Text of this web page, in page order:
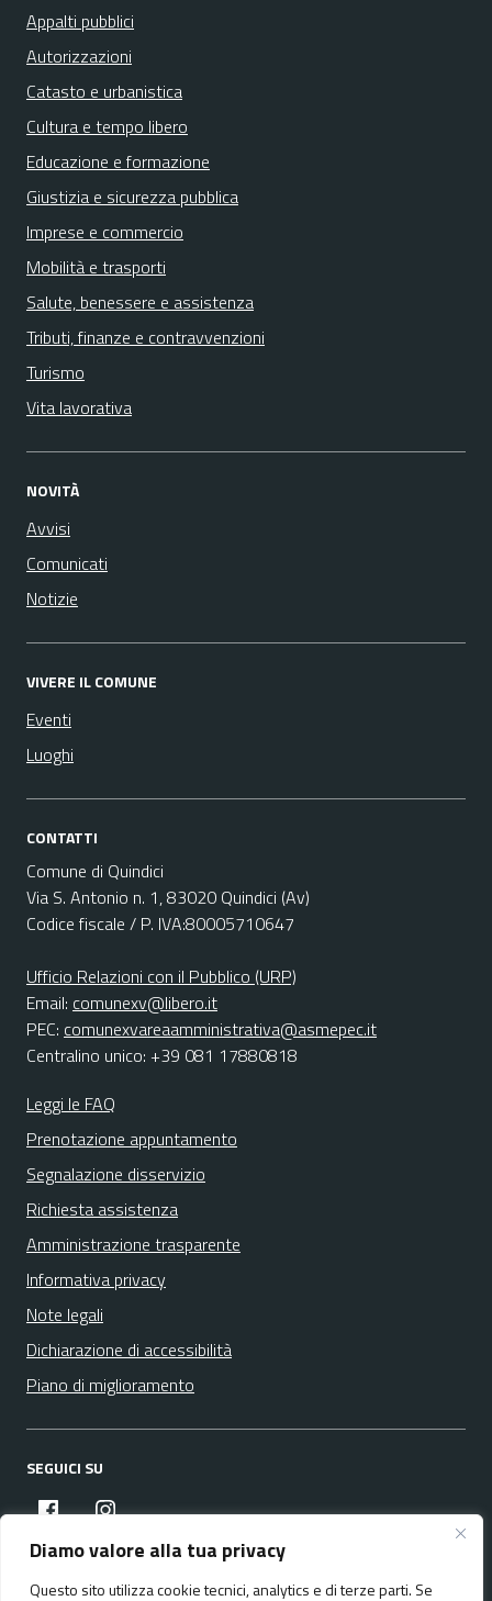
Diamo valore alla tua privacy
Questo sito utilizza cookie tecnici, analytics e di terze parti. Se
Appalti pubblici
Autorizzazioni
Catasto e urbanistica
Cultura e tempo libero
Educazione e formazione
Giustizia e sicurezza pubblica
Imprese e commercio
Mobilità e trasporti
Salute, benessere e assistenza
Tributi, finanze e contravvenzioni
Turismo
Vita lavorativa
NOVITÀ
Avvisi
Comunicati
Notizie
VIVERE IL COMUNE
Eventi
Luoghi
CONTATTI
Comune di Quindici
Via S. Antonio n. 1, 83020 Quindici (Av)
Codice fiscale / P. IVA:80005710647
Ufficio Relazioni con il Pubblico (URP)
Email: comunexv@libero.it
PEC: comunexvareaamministrativa@asmepec.it
Centralino unico: +39 081 17880818
Leggi le FAQ
Prenotazione appuntamento
Segnalazione disservizio
Richiesta assistenza
Amministrazione trasparente
Informativa privacy
Note legali
Dichiarazione di accessibilità
Piano di miglioramento
SEGUICI SU
facebookinstagram